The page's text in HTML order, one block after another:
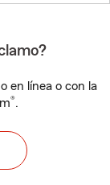
en línea o con la
®.